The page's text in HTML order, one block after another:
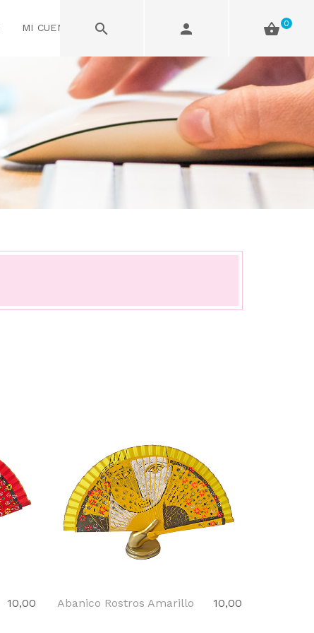
MI CUENTA 0
10,00 Abanico Rostros Amarillo 10,00